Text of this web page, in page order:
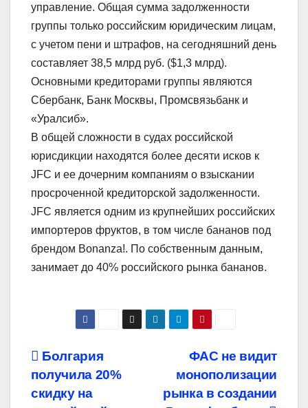
управление. Общая сумма задолженности
группы только российским юридическим лицам,
с учетом пени и штрафов, на сегодняшний день
составляет 38,5 млрд руб. ($1,3 млрд).
Основными кредиторами группы являются
Сбербанк, Банк Москвы, Промсвязьбанк и
«Уралсиб».
В общей сложности в судах российской
юрисдикции находятся более десяти исков к
JFC и ее дочерним компаниям о взыскании
просроченной кредиторской задолженности.
JFC является одним из крупнейших российских
импортеров фруктов, в том числе бананов под
брендом Bonanza!. По собственным данным,
занимает до 40% российского рынка бананов.
Навигация
по
ФАС не видит
монополизации
рынка в создании
Болгария
получила 20%
скидку на